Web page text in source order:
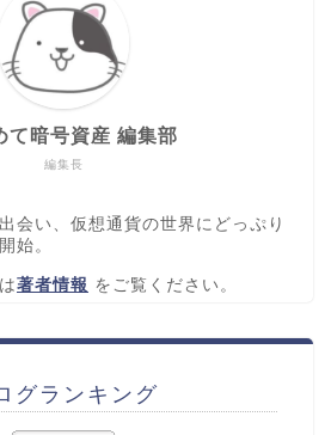
編集長
て暗号資産 編集部
会い、仮想通貨の世界にどっぷり
始。
著者情報 をご覧ください。
グランキング